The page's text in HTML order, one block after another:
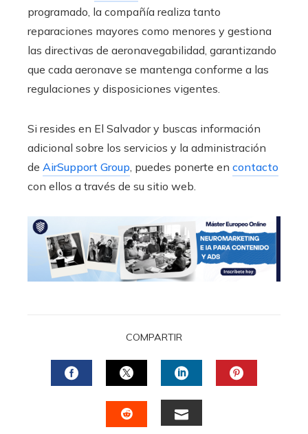
programado, la compañía realiza tanto
reparaciones mayores como menores y gestiona
las directivas de aeronavegabilidad, garantizando
que cada aeronave se mantenga conforme a las
regulaciones y disposiciones vigentes.
Si resides en El Salvador y buscas información
adicional sobre los servicios y la administración
de AirSupport Group , puedes ponerte en contacto
con ellos a través de su sitio web.
COMPARTIR
FACEBOOKTWITTERLINKEDIN